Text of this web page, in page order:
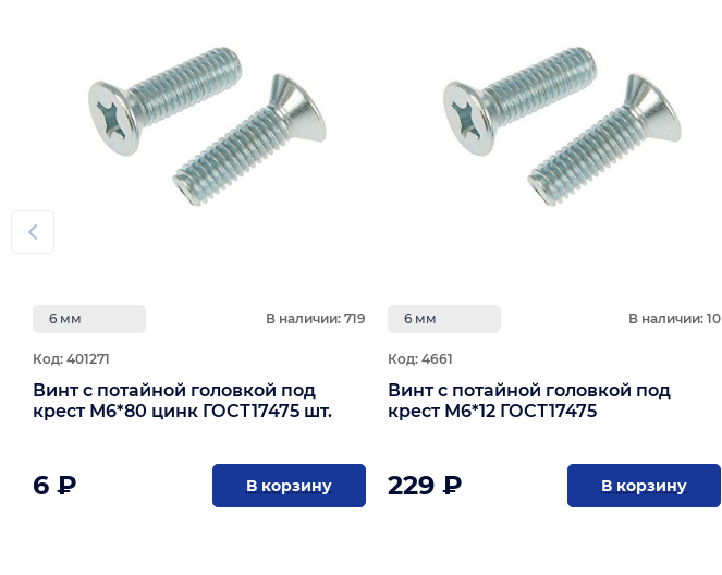
6 мм В наличии: 719
Код: 401271
Винт с потайной головкой под
крест М6*80 цинк ГОСТ17475 шт.
6 ₽ В корзину
6 мм В наличии: 10
Код: 4661
Винт с потайной головкой под
крест М6*12 ГОСТ17475
229 ₽ В корзину